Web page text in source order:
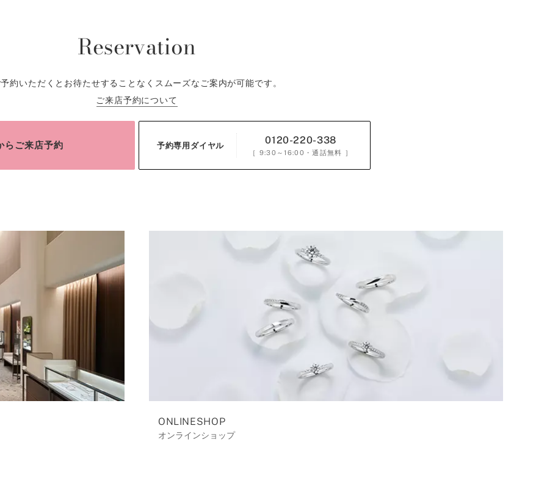
Reservation
約いただくとお待たせすることなくスムーズなご案内が可能です。
ご来店予約について
らご来店予約 予約専用ダイヤル 0120-220-338
［ 9:30～16:00 ・通話無料 ］
ONLINESHOP
オンラインショップ